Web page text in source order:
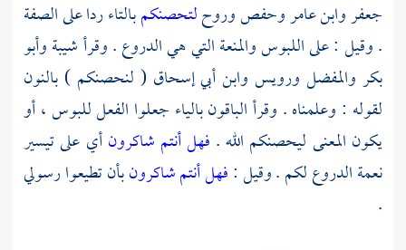
جعفروابن عامروحفص وروحلتحصنكمبالتاء ردا على الصفة
. وقيل : على اللبوس والمنعة التي هي الدروع . وقرأشيبةوأبو
بكر والمفضل ورويس وابن أبي إسحاق ( لنحصنكم ) بالنون
لقوله : وعلمناه . وقرأ الباقون بالياء جعلوا الفعل للبوس ، أو
يكون المعنى ليحصنكم الله . فهل أنتم شاكرونأي على تيسير
نعمة الدروع لكم . وقيل :فهل أنتم شاكرونبأن تطيعوا رسولي
.